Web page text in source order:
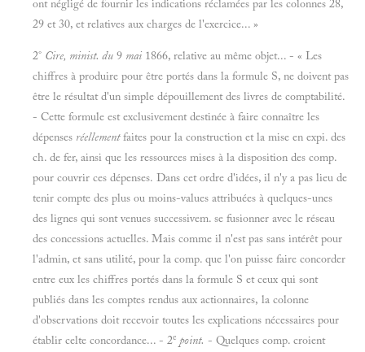
ont négligé de fournir les indications réclamées par les colonnes 28,
29 et 30, et relatives aux charges de l'exercice... »
2° Cire, minist. du 9 mai 1866, relative au même objet... - « Les
chiffres à produire pour être portés dans la formule S, ne doivent pas
être le résultat d'un simple dépouillement des livres de comptabilité.
- Cette formule est exclusivement destinée à faire connaître les
dépenses réellementfaites pour la construction et la mise en expi. des
ch. de fer, ainsi que les ressources mises à la disposition des comp.
pour couvrir ces dépenses. Dans cet ordre d'idées, il n'y a pas lieu de
tenir compte des plus ou moins-values attribuées à quelques-unes
des lignes qui sont venues successivem. se fusionner avec le réseau
des concessions actuelles. Mais comme il n'est pas sans intérêt pour
l'admin, et sans utilité, pour la comp. que l'on puisse faire concorder
entre eux les chiffres portés dans la formule S et ceux qui sont
publiés dans les comptes rendus aux actionnaires, la colonne
d'observations doit recevoir toutes les explications nécessaires pour
établir celte concordance... - 2e point. - Quelques comp. croient